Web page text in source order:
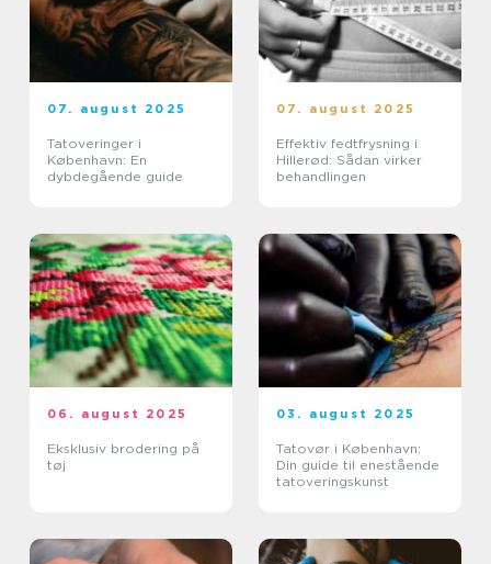
07. august 2025
Tatoveringer i
København: En
dybdegående guide
07. august 2025
Effektiv fedtfrysning i
Hillerød: Sådan virker
behandlingen
06. august 2025
Eksklusiv brodering på
tøj
03. august 2025
Tatovør i København:
Din guide til enestående
tatoveringskunst